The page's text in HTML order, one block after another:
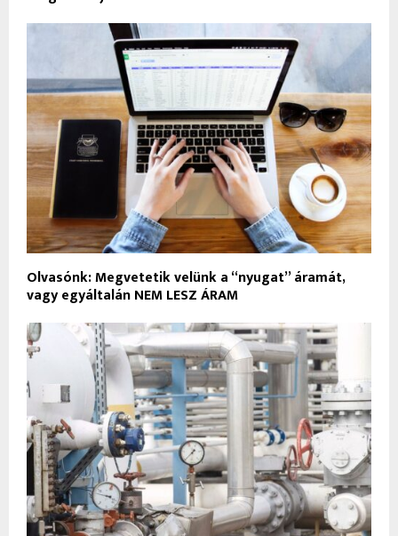
Olvasónk: Megvetetik velünk a “nyugat” áramát,
vagy egyáltalán NEM LESZ ÁRAM